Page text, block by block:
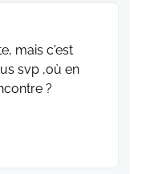
mais c'est
svp ,où en
?